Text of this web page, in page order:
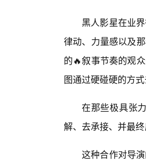
黑人影星在业
律动、力量感以及
的🔥叙事节奏的观
图通过硬碰硬的方
在那些极具张
解、去承接、并最
这种合作对导